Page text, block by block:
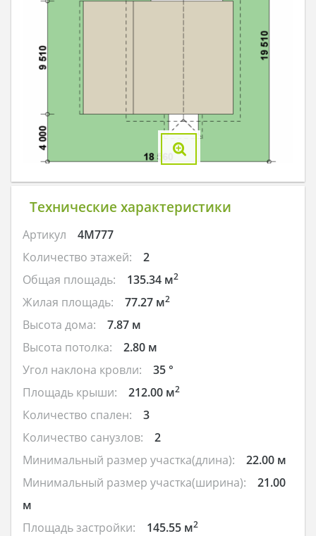
Технические характеристики
Артикул
4M777
Количество этажей:
2
Общая площадь:
135.34 м2
Жилая площадь: 77.27 м2
Высота дома:
7.87 м
Высота потолка:
2.80 м
Угол наклона кровли:
35 °
Площадь крыши:
212.00 м2
Количество спален:
3
Количество санузлов:
2
Минимальный размер участка(длина):
22.00 м
Минимальный размер участка(ширина):
21.00
м
Площадь застройки:
145.55 м2